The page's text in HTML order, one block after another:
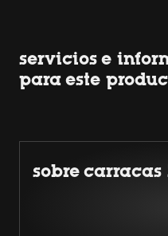
servicios e
para este
sobre